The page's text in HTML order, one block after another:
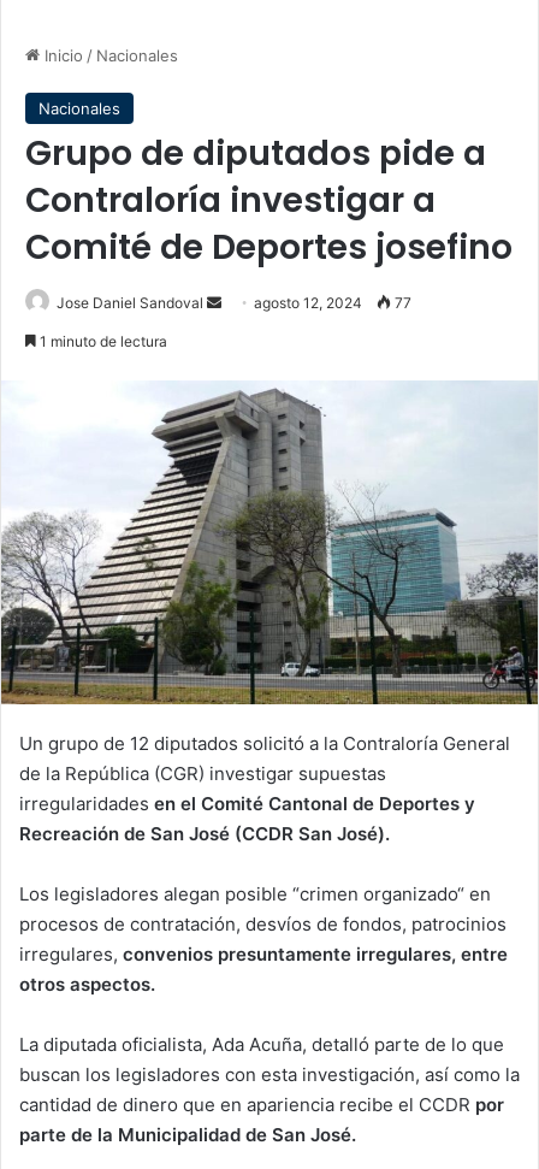
Inicio / Nacionales
Nacionales
Grupo de diputados pide a
Contraloría investigar a
Comité de Deportes josefino
Jose Daniel Sandoval
Sendagosto 12, 2024 77
1 minuto de lectura
Un grupo de 12 diputados solicitó a la Contraloría General
de la República (CGR) investigar supuestas
irregularidades en el Comité Cantonal de Deportes y
Recreación de San José (CCDR San José).
Los legisladores alegan posible “crimen organizado“ en
procesos de contratación, desvíos de fondos, patrocinios
irregulares, convenios presuntamente irregulares, entre
otros aspectos.
La diputada oficialista, Ada Acuña, detalló parte de lo que
buscan los legisladores con esta investigación, así como la
cantidad de dinero que en apariencia recibe el CCDR por
parte de la Municipalidad de San José.